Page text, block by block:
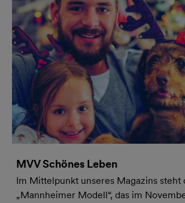
MVV Schönes Leben
Im Mittelpunkt unseres Magazins steht
„Mannheimer Modell“, das im